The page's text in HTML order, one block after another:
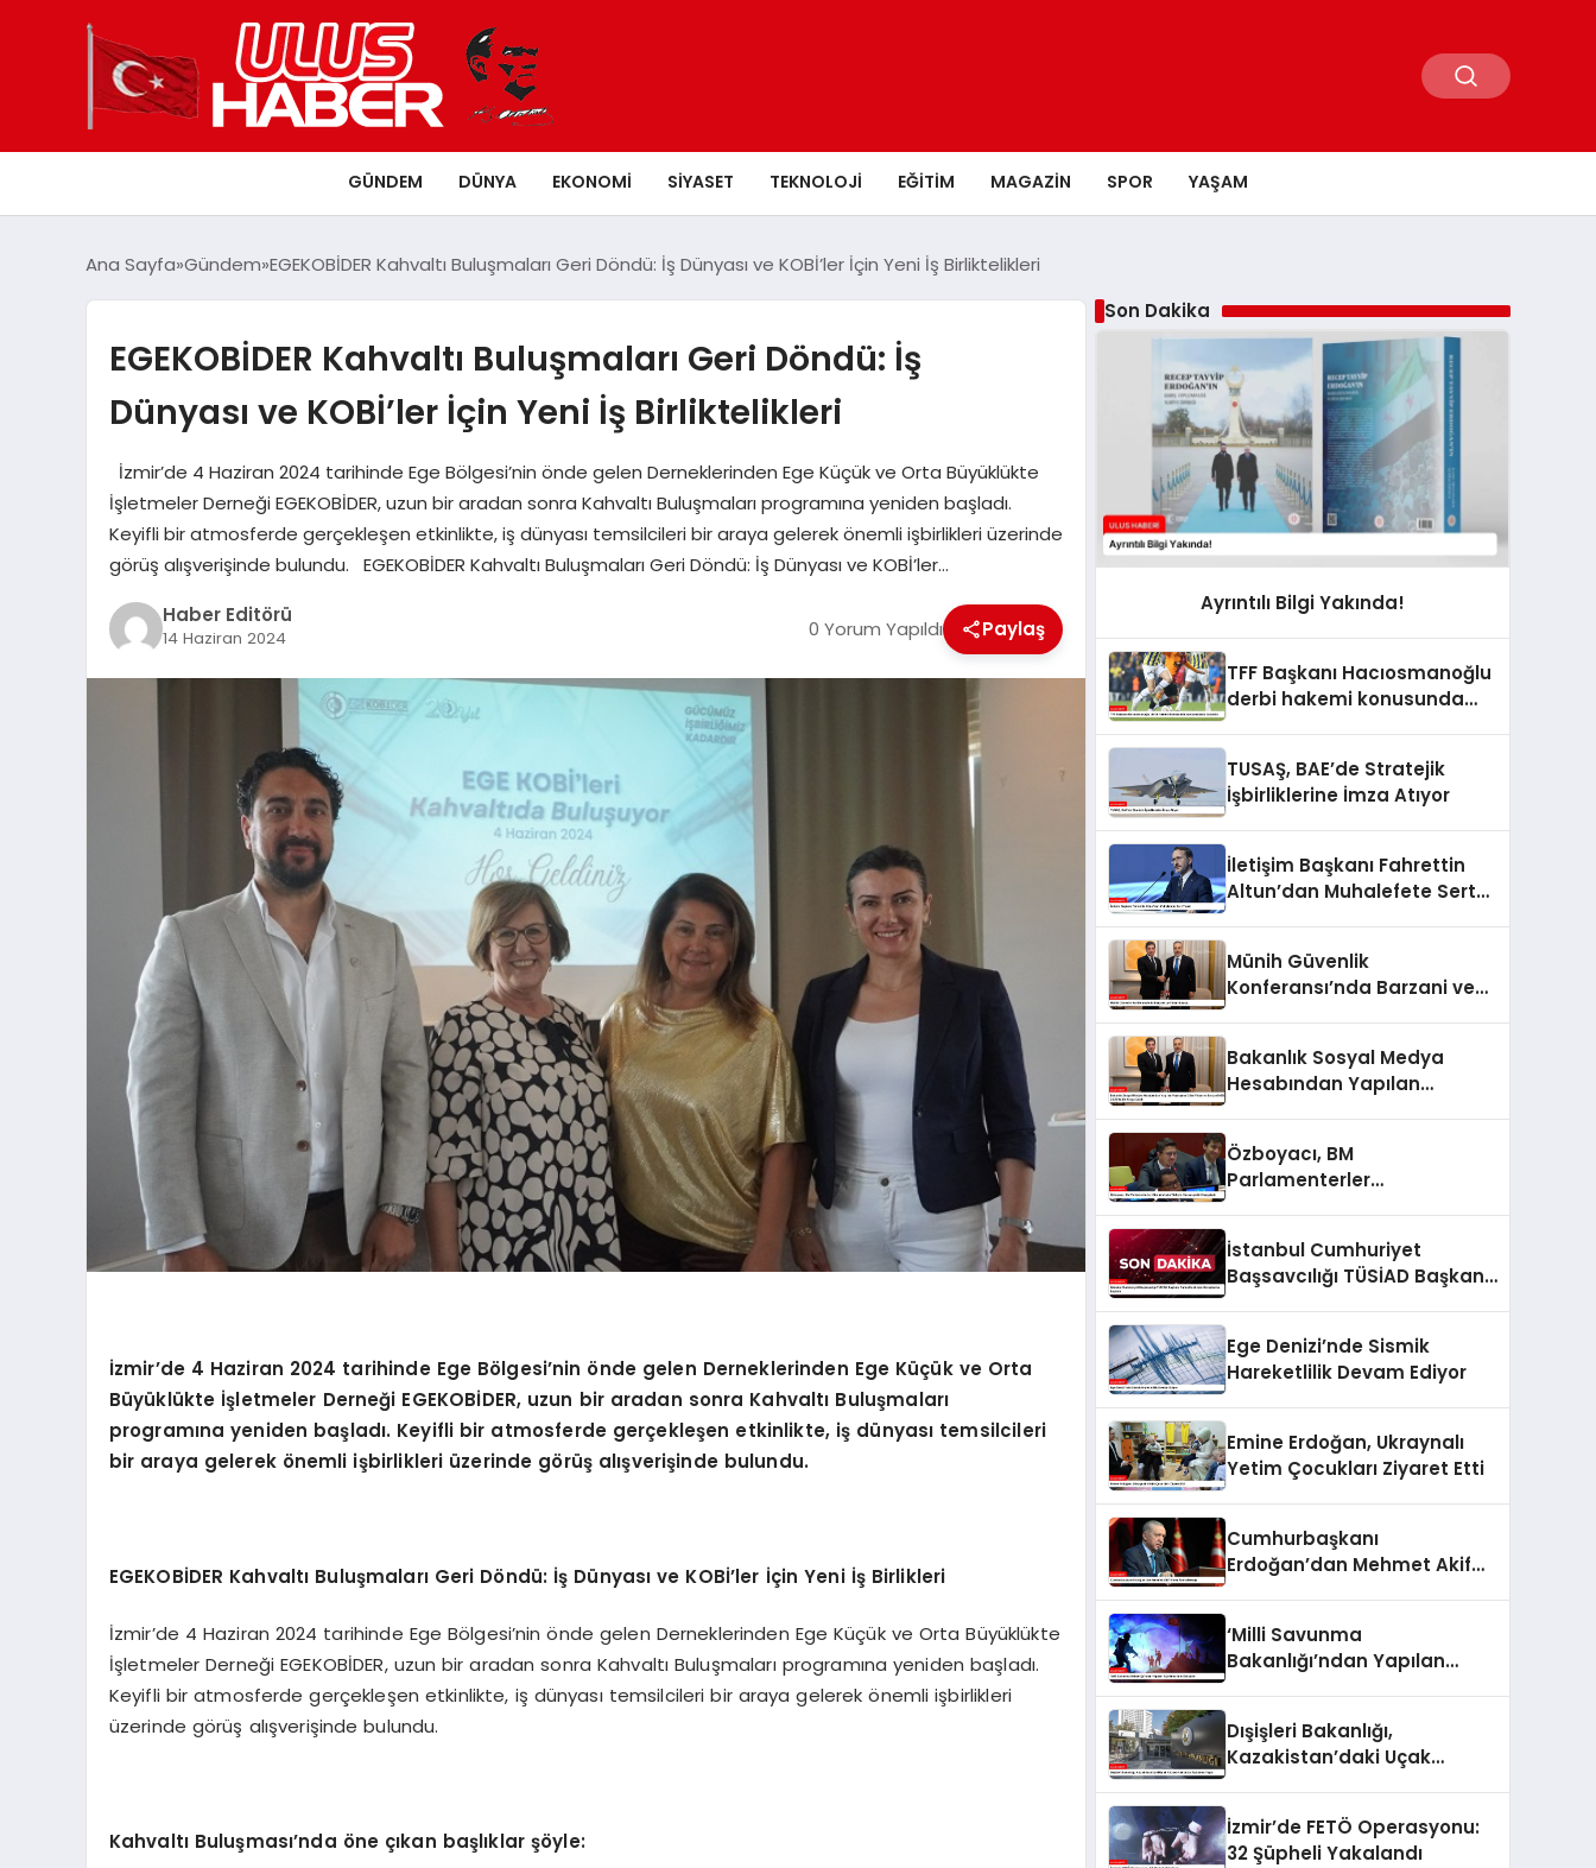
GÜNDEM DÜNYA EKONOMI SIYASET TEKNOLOJI EĞITIM MAGAZIN SPOR YAŞAM
Ana Sayfa Gündem EGEKOBİDER Kahvaltı Buluşmaları Geri Döndü: İş Dünyası ve KOBİ’ler İçin Yeni İş Birliktelikleri
EGEKOBİDER Kahvaltı Buluşmaları Geri Döndü: İş
Dünyası ve KOBİ’ler İçin Yeni İş Birliktelikleri
İzmir’de 4 Haziran 2024 tarihinde Ege Bölgesi’nin önde gelen Derneklerinden Ege Küçük ve Orta Büyüklükte
İşletmeler Derneği EGEKOBİDER, uzun bir aradan sonra Kahvaltı Buluşmaları programına yeniden başladı.
Keyifli bir atmosferde gerçekleşen etkinlikte, iş dünyası temsilcileri bir araya gelerek önemli işbirlikleri üzerinde
görüş alışverişinde bulundu. EGEKOBİDER Kahvaltı Buluşmaları Geri Döndü: İş Dünyası ve KOBİ’ler…
Haber Editörü
14 Haziran 2024 0 Yorum Yapıldı Paylaş
İzmir’de 4 Haziran 2024 tarihinde Ege Bölgesi’nin önde gelen Derneklerinden Ege Küçük ve Orta
Büyüklükte İşletmeler Derneği EGEKOBİDER, uzun bir aradan sonra Kahvaltı Buluşmaları
programına yeniden başladı. Keyifli bir atmosferde gerçekleşen etkinlikte, iş dünyası temsilcileri
bir araya gelerek önemli işbirlikleri üzerinde görüş alışverişinde bulundu.
EGEKOBİDER Kahvaltı Buluşmaları Geri Döndü: İş Dünyası ve KOBİ’ler İçin Yeni İş Birlikleri
İzmir’de 4 Haziran 2024 tarihinde Ege Bölgesi’nin önde gelen Derneklerinden Ege Küçük ve Orta Büyüklükte
İşletmeler Derneği EGEKOBİDER, uzun bir aradan sonra Kahvaltı Buluşmaları programına yeniden başladı.
Keyifli bir atmosferde gerçekleşen etkinlikte, iş dünyası temsilcileri bir araya gelerek önemli işbirlikleri
üzerinde görüş alışverişinde bulundu.
Kahvaltı Buluşması’nda öne çıkan başlıklar şöyle:
Son Dakika
Ayrıntılı Bilgi Yakında!
TFF Başkanı Hacıosmanoğlu
derbi hakemi konusunda
TUSAŞ, BAE’de Stratejik
İşbirliklerine İmza Atıyor
İletişim Başkanı Fahrettin
Altun’dan Muhalefete Sert
Münih Güvenlik
Konferansı’nda Barzani ve
Bakanlık Sosyal Medya
Hesabından Yapılan
Araya Geldi
Özboyacı, BM
Parlamenterler
İstanbul Cumhuriyet
Başsavcılığı TÜSİAD Başkanı
Ege Denizi’nde Sismik
Hareketlilik Devam Ediyor
Emine Erdoğan, Ukraynalı
Yetim Çocukları Ziyaret Etti
Cumhurbaşkanı
Erdoğan’dan Mehmet Akif
‘Milli Savunma
Bakanlığı’ndan Yapılan
Dışişleri Bakanlığı,
Kazakistan’daki Uçak
İzmir’de FETÖ Operasyonu:
32 Şüpheli Yakalandı